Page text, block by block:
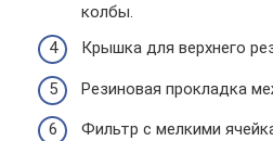
колбы.
Крышка для верхнего
Резиновая прокладка
Фильтр с мелкими